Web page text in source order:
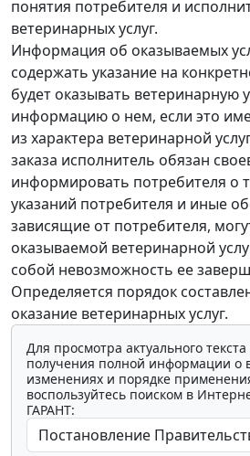
понятия потребителя и
ветеринарных услуг.
Информация об оказываемых
содержать указание на
будет оказывать ветеринарную
информацию о нем, если это
из характера ветеринарной
заказа исполнитель обязан
информировать потребителя о
указаний потребителя и иные
зависящие от потребителя,
оказываемой ветеринарной
собой невозможность ее
Определяется порядок
оказание ветеринарных услуг.
Для просмотра актуального
получения полной информации о
изменениях и порядке
воспользуйтесь поиском в
ГАРАНТ: